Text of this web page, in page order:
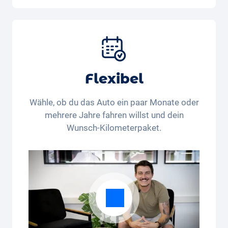
Flexibel
Wähle, ob du das Auto ein paar Monate oder
mehrere Jahre fahren willst und dein
Wunsch-Kilometerpaket.